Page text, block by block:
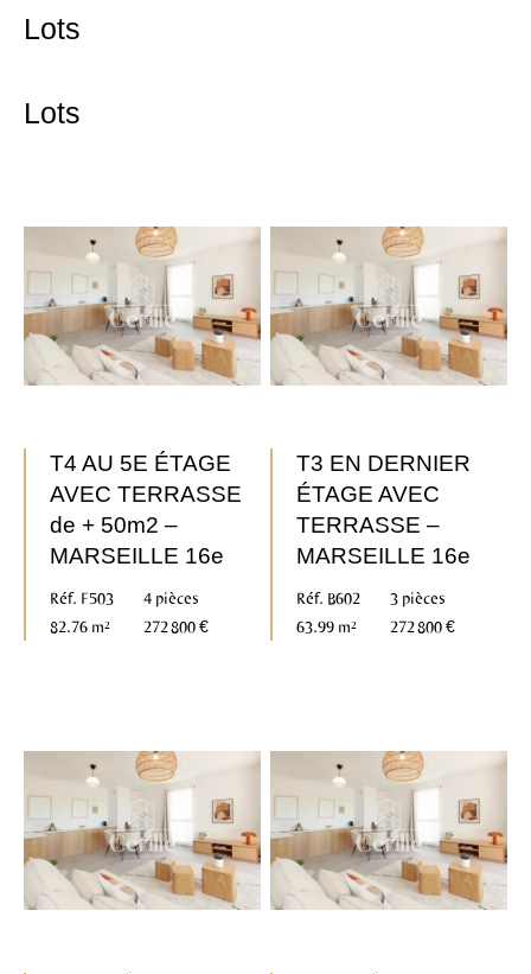
Lots
Lots
T4 AU 5E ÉTAGE
AVEC TERRASSE
de + 50m2 –
MARSEILLE 16e
Réf. F503
4 pièces
82.76 m²
272 800 €
T3 EN DERNIER
ÉTAGE AVEC
TERRASSE –
MARSEILLE 16e
Réf. B602
3 pièces
63.99 m²
272 800 €